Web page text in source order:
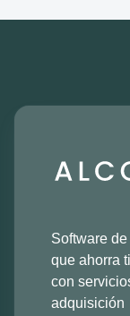
Software
que ahorra
con
adquisición